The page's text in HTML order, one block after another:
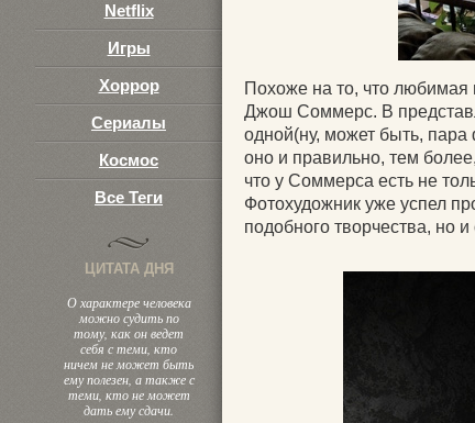
Netflix
Игры
Хоррор
Сериалы
Космос
Все Теги
ЦИТАТА ДНЯ
О характере человека
можно судить по
тому, как он ведет
себя с теми, кто
ничем не может быть
ему полезен, а также с
теми, кто не может
дать ему сдачи.
Похоже на то, что
Джош Соммерс. В
одной(ну, может быть, пара
оно и правильно, тем
что у Соммерса есть не
Фотохудожник уже успел
подобного творчества, но